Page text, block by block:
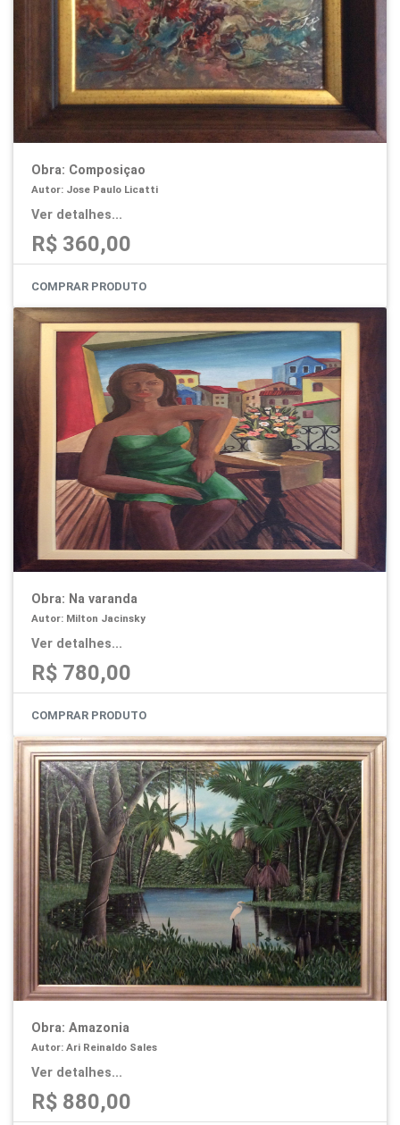
Obra: Composiçao
Autor: Jose Paulo Licatti
Ver detalhes...
R$ 360,00
COMPRAR PRODUTO
Obra: Na varanda
Autor: Milton Jacinsky
Ver detalhes...
R$ 780,00
COMPRAR PRODUTO
Obra: Amazonia
Autor: Ari Reinaldo Sales
Ver detalhes...
R$ 880,00